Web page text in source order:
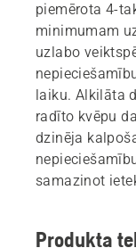
piemērota 4-
minimumam
uzlabo
laiku. Alkilāta
radīto kvēpu
dzinēja
samazinot
Produkta